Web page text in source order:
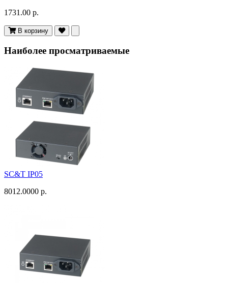
1731.00 р.
В корзину
Наиболее просматриваемые
SC&T IP05
8012.0000 р.